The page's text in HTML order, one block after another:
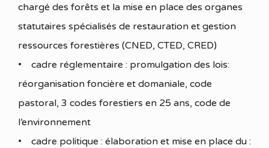
chargé des forêts et la mise en place des organes
statutaires spécialisés de restauration et gestion
ressources forestières (CNED, CTED, CRED)
• cadre réglementaire : promulgation des lois:
réorganisation foncière et domaniale, code
pastoral, 3 codes forestiers en 25 ans, code de
l’environnement
• cadre politique : élaboration et mise en place du :